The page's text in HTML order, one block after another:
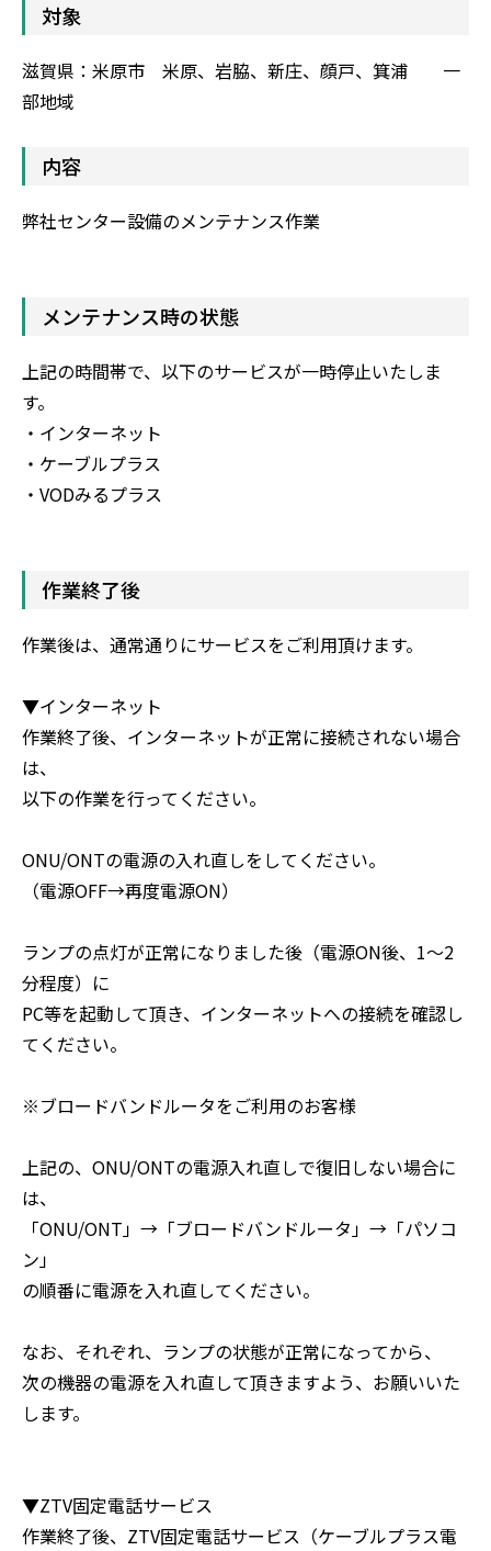
対象
滋賀県：米原市 米原、岩脇、新庄、顔戸、箕浦 一
部地域
内容
弊社センター設備のメンテナンス作業
メンテナンス時の状態
上記の時間帯で、以下のサービスが一時停止いたしま
す。
・インターネット
・ケーブルプラス
・VODみるプラス
作業終了後
作業後は、通常通りにサービスをご利用頂けます。
▼インターネット
作業終了後、インターネットが正常に接続されない場合
は、
以下の作業を行ってください。
ONU/ONTの電源の入れ直しをしてください。
（電源OFF→再度電源ON）
ランプの点灯が正常になりました後（電源ON後、1～2
分程度）に
PC等を起動して頂き、インターネットへの接続を確認し
てください。
※ブロードバンドルータをご利用のお客様
上記の、ONU/ONTの電源入れ直しで復旧しない場合に
は、
「ONU/ONT」→「ブロードバンドルータ」→「パソコ
ン」
の順番に電源を入れ直してください。
なお、それぞれ、ランプの状態が正常になってから、
次の機器の電源を入れ直して頂きますよう、お願いいた
します。
▼ZTV固定電話サービス
作業終了後、ZTV固定電話サービス（ケーブルプラス電